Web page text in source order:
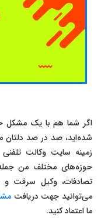
اگر شما هم با یک مشکل
شده‌اید، صد در صد دلتان
زمینه سایت وکالت
حوزه‌های مختلف من
تصادفات، وکیل سرقت
می‌توانید جهت دریافت
ما اعتماد کنید.